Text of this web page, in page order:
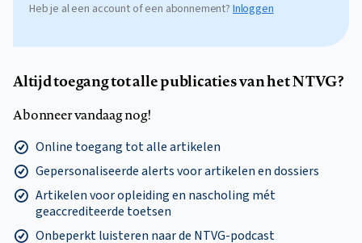
Heb je al een account of een abonnement?Inloggen
Altijd toegang tot alle publicaties van het NTVG?
Abonneer vandaag nog!
Online toegang tot alle artikelen
Gepersonaliseerde alerts voor artikelen en dossiers
Artikelen voor opleiding en nascholing mét
geaccrediteerde toetsen
Onbeperkt luisteren naar de NTVG-podcast